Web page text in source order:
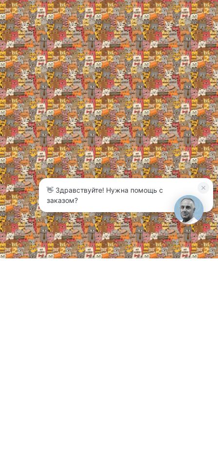
3
👋 Здравствуйте! Нужна помощь с
заказом?